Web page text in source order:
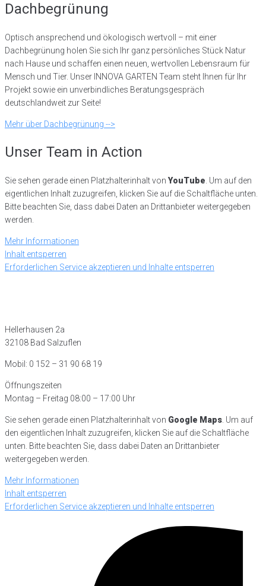
Dachbegrünung
Optisch ansprechend und ökologisch wertvoll – mit einer
Dachbegrünung holen Sie sich Ihr ganz persönliches Stück Natur
nach Hause und schaffen einen neuen, wertvollen Lebensraum für
Mensch und Tier. Unser INNOVA GARTEN Team steht Ihnen für Ihr
Projekt sowie ein unverbindliches Beratungsgespräch
deutschlandweit zur Seite!
Mehr über Dachbegrünung -->
Unser Team in Action
Sie sehen gerade einen Platzhalterinhalt von YouTube . Um auf den
eigentlichen Inhalt zuzugreifen, klicken Sie auf die Schaltfläche unten.
Bitte beachten Sie, dass dabei Daten an Drittanbieter weitergegeben
werden.
Mehr Informationen
Inhalt entsperren
Erforderlichen Service akzeptieren und Inhalte entsperren
Hellerhausen 2a
32108 Bad Salzuflen
Mobil: 0 152 – 31 90 68 19
Öffnungszeiten
Montag – Freitag 08:00 – 17:00 Uhr
Sie sehen gerade einen Platzhalterinhalt von Google Maps. Um auf
den eigentlichen Inhalt zuzugreifen, klicken Sie auf die Schaltfläche
unten. Bitte beachten Sie, dass dabei Daten an Drittanbieter
weitergegeben werden.
Mehr Informationen
Inhalt entsperren
Erforderlichen Service akzeptieren und Inhalte entsperren